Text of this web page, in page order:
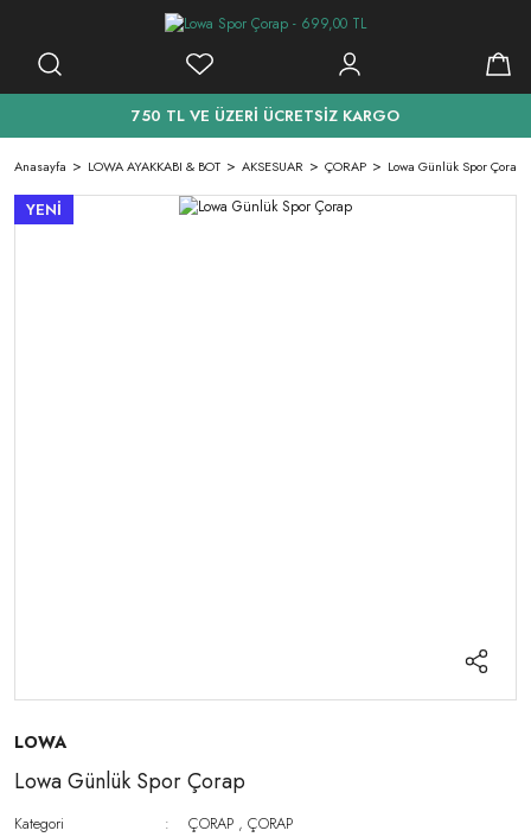
750 TL VE ÜZERİ ÜCRETSİZ KARGO
Anasayfa LOWA AYAKKABI & BOT AKSESUAR ÇORAP Lowa Günlük Spor Çorap
YENİ
LOWA
Lowa Günlük Spor Çorap
Kategori ÇORAP ,ÇORAP